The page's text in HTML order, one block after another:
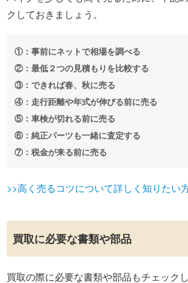
クしておきましょう。
①：事前にネットで相場を調べる
②：最低２つの見積もりを比較する
③：できれば春、秋に売る
④：走行距離や年式が伸びる前に売る
⑤：車検が切れる前に売る
⑥：純正パーツも一緒に査定する
⑦：税金が来る前に売る
>>高く売るコツについて詳しく知りたい
買取に必要な書類や部品
買取の際に必要な書類や部品もチェック